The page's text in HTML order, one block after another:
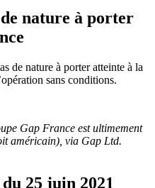
de nature à porter
de nature à porter atteinte à la
sans conditions.
Gap France est ultimement
américain), via Gap Ltd.
25 juin 2021